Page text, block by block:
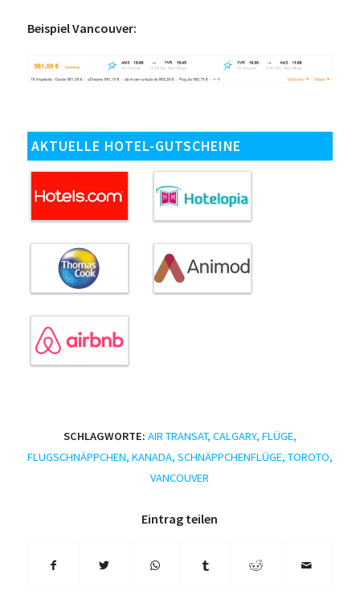
Beispiel Vancouver:
AKTUELLE HOTEL-GUTSCHEINE
SCHLAGWORTE: AIR TRANSAT, CALGARY, FLÜGE,
FLUGSCHNÄPPCHEN, KANADA, SCHNÄPPCHENFLÜGE, TOROTO,
VANCOUVER
Eintrag teilen